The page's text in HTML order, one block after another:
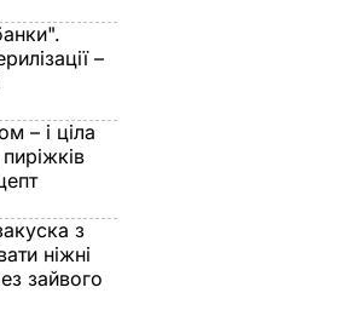
–
– і ціла
з
ніжні
зайвого